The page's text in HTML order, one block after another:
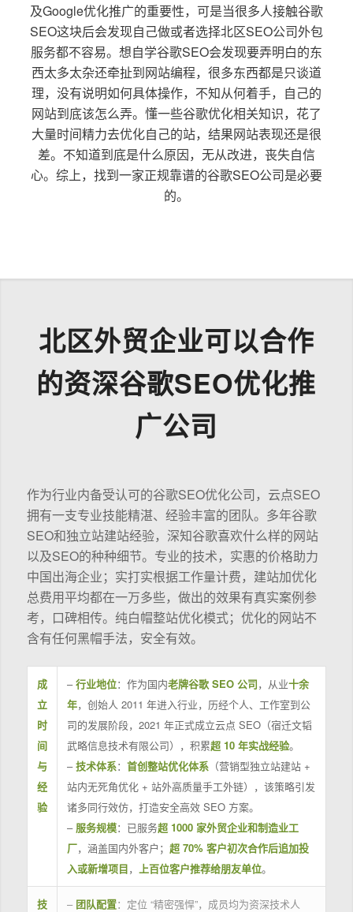
及Google优化推广的重要性，可是当很多人接触谷歌
SEO这块后会发现自己做或者选择北区SEO公司外包
服务都不容易。想自学谷歌SEO会发现要弄明白的东
西太多太杂还牵扯到网站编程，很多东西都是只谈道
理，没有说明如何具体操作，不知从何着手，自己的
网站到底该怎么弄。懂一些谷歌优化相关知识，花了
大量时间精力去优化自己的站，结果网站表现还是很
差。不知道到底是什么原因，无从改进，丧失自信
心。综上，找到一家正规靠谱的谷歌SEO公司是必要
的。
北区外贸企业可以合作
的资深谷歌SEO优化推
广公司
作为行业内备受认可的谷歌SEO优化公司，云点SEO
拥有一支专业技能精湛、经验丰富的团队。多年谷歌
SEO和独立站建站经验，深知谷歌喜欢什么样的网站
以及SEO的种种细节。专业的技术，实惠的价格助力
中国出海企业；实打实根据工作量计费，建站加优化
总费用平均都在一万多些，做出的效果有真实案例参
考，口碑相传。纯白帽整站优化模式；优化的网站不
含有任何黑帽手法，安全有效。
成
立
时
间
与
经
验
–行业地位：作为国内老牌谷歌 SEO 公司，从业十余
年，创始人 2011 年进入行业，历经个人、工作室到公
司的发展阶段，2021 年正式成立云点 SEO（宿迁文韬
武略信息技术有限公司），积累超 10 年实战经验。
–技术体系： 首创整站优化体系（营销型独立站建站 +
站内无死角优化 + 站外高质量手工外链），该策略引发
诸多同行效仿，打造安全高效 SEO 方案。
– 服务规模：已服务超 1000 家外贸企业和制造业工
厂，涵盖国内外客户； 超 70% 客户初次合作后追加投
入或新增项目， 上百位客户推荐给朋友单位。
技
– 团队配置：定位 “精密强悍”，成员均为资深技术人